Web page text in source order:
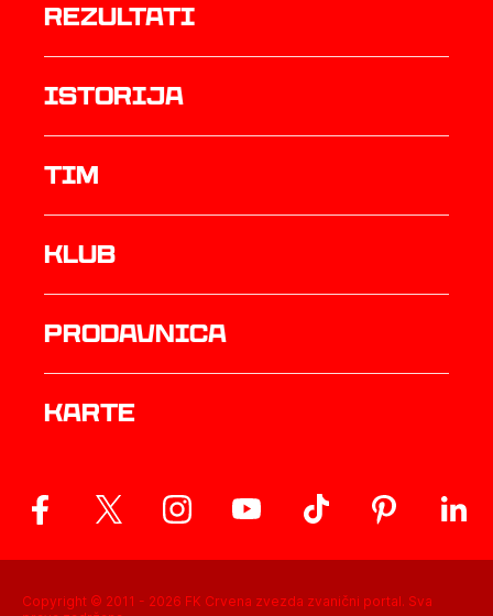
rezultati
istorija
TIM
Klub
prodavnica
Karte
Copyright © 2011 - 2026 FK Crvena zvezda zvanični portal. Sva